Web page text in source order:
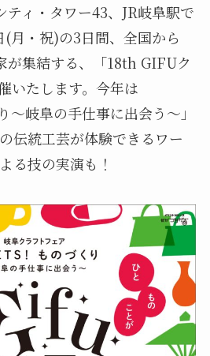
ティ・タワー43、JR岐阜駅で
月・祝)の3日間、全国から
が集結する、「18th GIFUク
いたします。今年は
～岐阜の手仕事に出会う～」
伝統工芸が体験できるワー
る技の実演も！